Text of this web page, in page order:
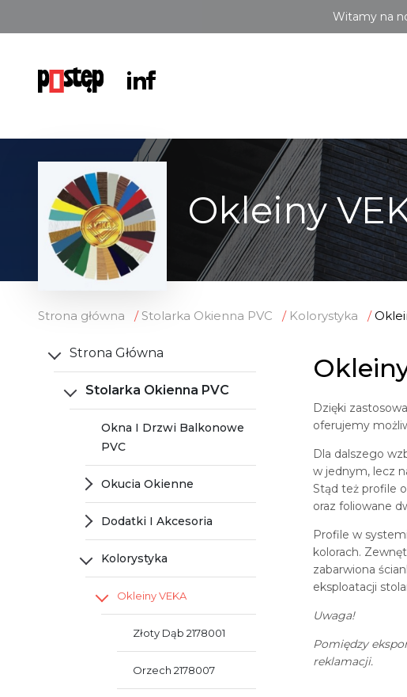
Witamy na
Okleiny
Strona główna Stolarka Okienna PVC Kolorystyka
Strona Główna
Stolarka Okienna PVC
Okna I Drzwi Balkonowe
PVC
Okucia Okienne
Dodatki I Akcesoria
Kolorystyka
Okleiny VEKA
Złoty Dąb 2178001
Orzech 2178007
Dzięki
oferujemy
Dla dalszego
w jednym, lecz
Stąd też profile
oraz foliowane
Profile w
kolorach.
zabarwiona
eksploatacji
Uwaga!
Pomiędzy
reklamacji.